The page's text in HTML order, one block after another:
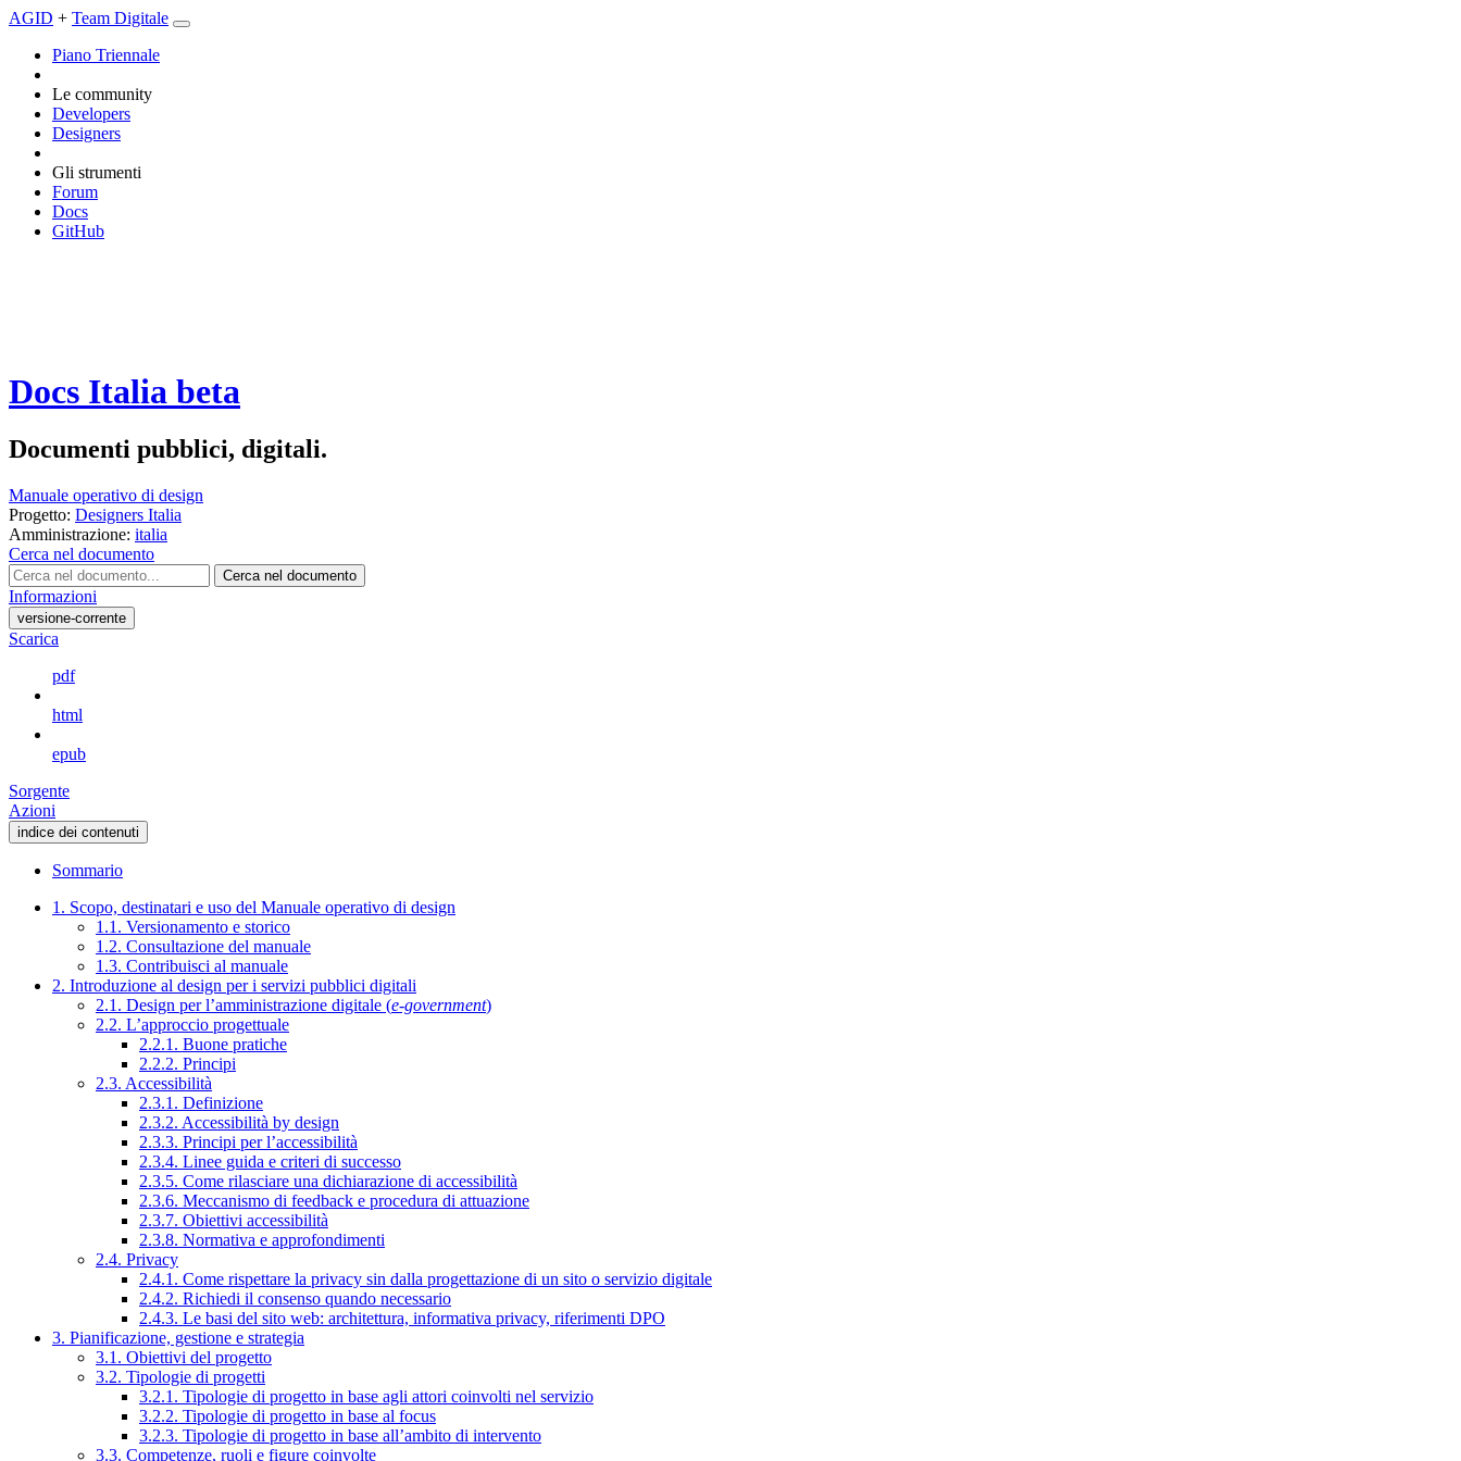
AGID + Team Digitale
Piano Triennale
Le community
Developers
Designers
Gli strumenti
Forum
Docs
GitHub
Docs Italia beta
Documenti pubblici, digitali.
Manuale operativo di design
Progetto: Designers Italia
Amministrazione: italia
Cerca nel documento
Cerca nel documento
Informazioni
versione-corrente
Scarica
pdf
html
epub
Sorgente
Azioni
indice dei contenuti
Sommario
1. Scopo, destinatari e uso del Manuale operativo di design
1.1. Versionamento e storico
1.2. Consultazione del manuale
1.3. Contribuisci al manuale
2. Introduzione al design per i servizi pubblici digitali
2.1. Design per l’amministrazione digitale (e-government)
2.2. L’approccio progettuale
2.2.1. Buone pratiche
2.2.2. Principi
2.3. Accessibilità
2.3.1. Definizione
2.3.2. Accessibilità by design
2.3.3. Principi per l’accessibilità
2.3.4. Linee guida e criteri di successo
2.3.5. Come rilasciare una dichiarazione di accessibilità
2.3.6. Meccanismo di feedback e procedura di attuazione
2.3.7. Obiettivi accessibilità
2.3.8. Normativa e approfondimenti
2.4. Privacy
2.4.1. Come rispettare la privacy sin dalla progettazione di un sito o servizio digitale
2.4.2. Richiedi il consenso quando necessario
2.4.3. Le basi del sito web: architettura, informativa privacy, riferimenti DPO
3. Pianificazione, gestione e strategia
3.1. Obiettivi del progetto
3.2. Tipologie di progetti
3.2.1. Tipologie di progetto in base agli attori coinvolti nel servizio
3.2.2. Tipologie di progetto in base al focus
3.2.3. Tipologie di progetto in base all’ambito di intervento
3.3. Competenze, ruoli e figure coinvolte